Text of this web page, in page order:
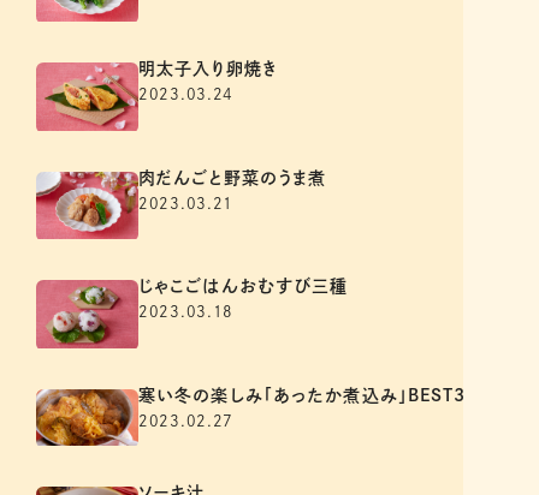
明太子入り卵焼き
2023.03.24
肉だんごと野菜のうま煮
2023.03.21
じゃこごはんおむすび三種
2023.03.18
寒い冬の楽しみ「あったか煮込み」BEST3
2023.02.27